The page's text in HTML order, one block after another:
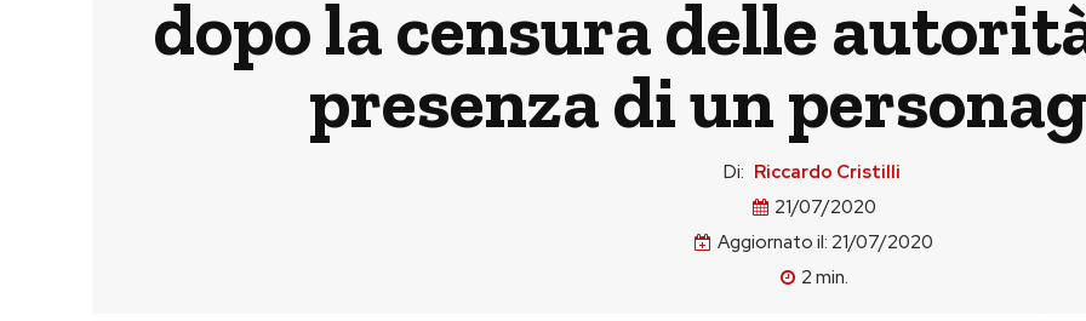
dopo la censura delle
presenza di un
Di: Riccardo Cristilli
21/07/2020
Aggiornato il: 21/07/2020
2 min.